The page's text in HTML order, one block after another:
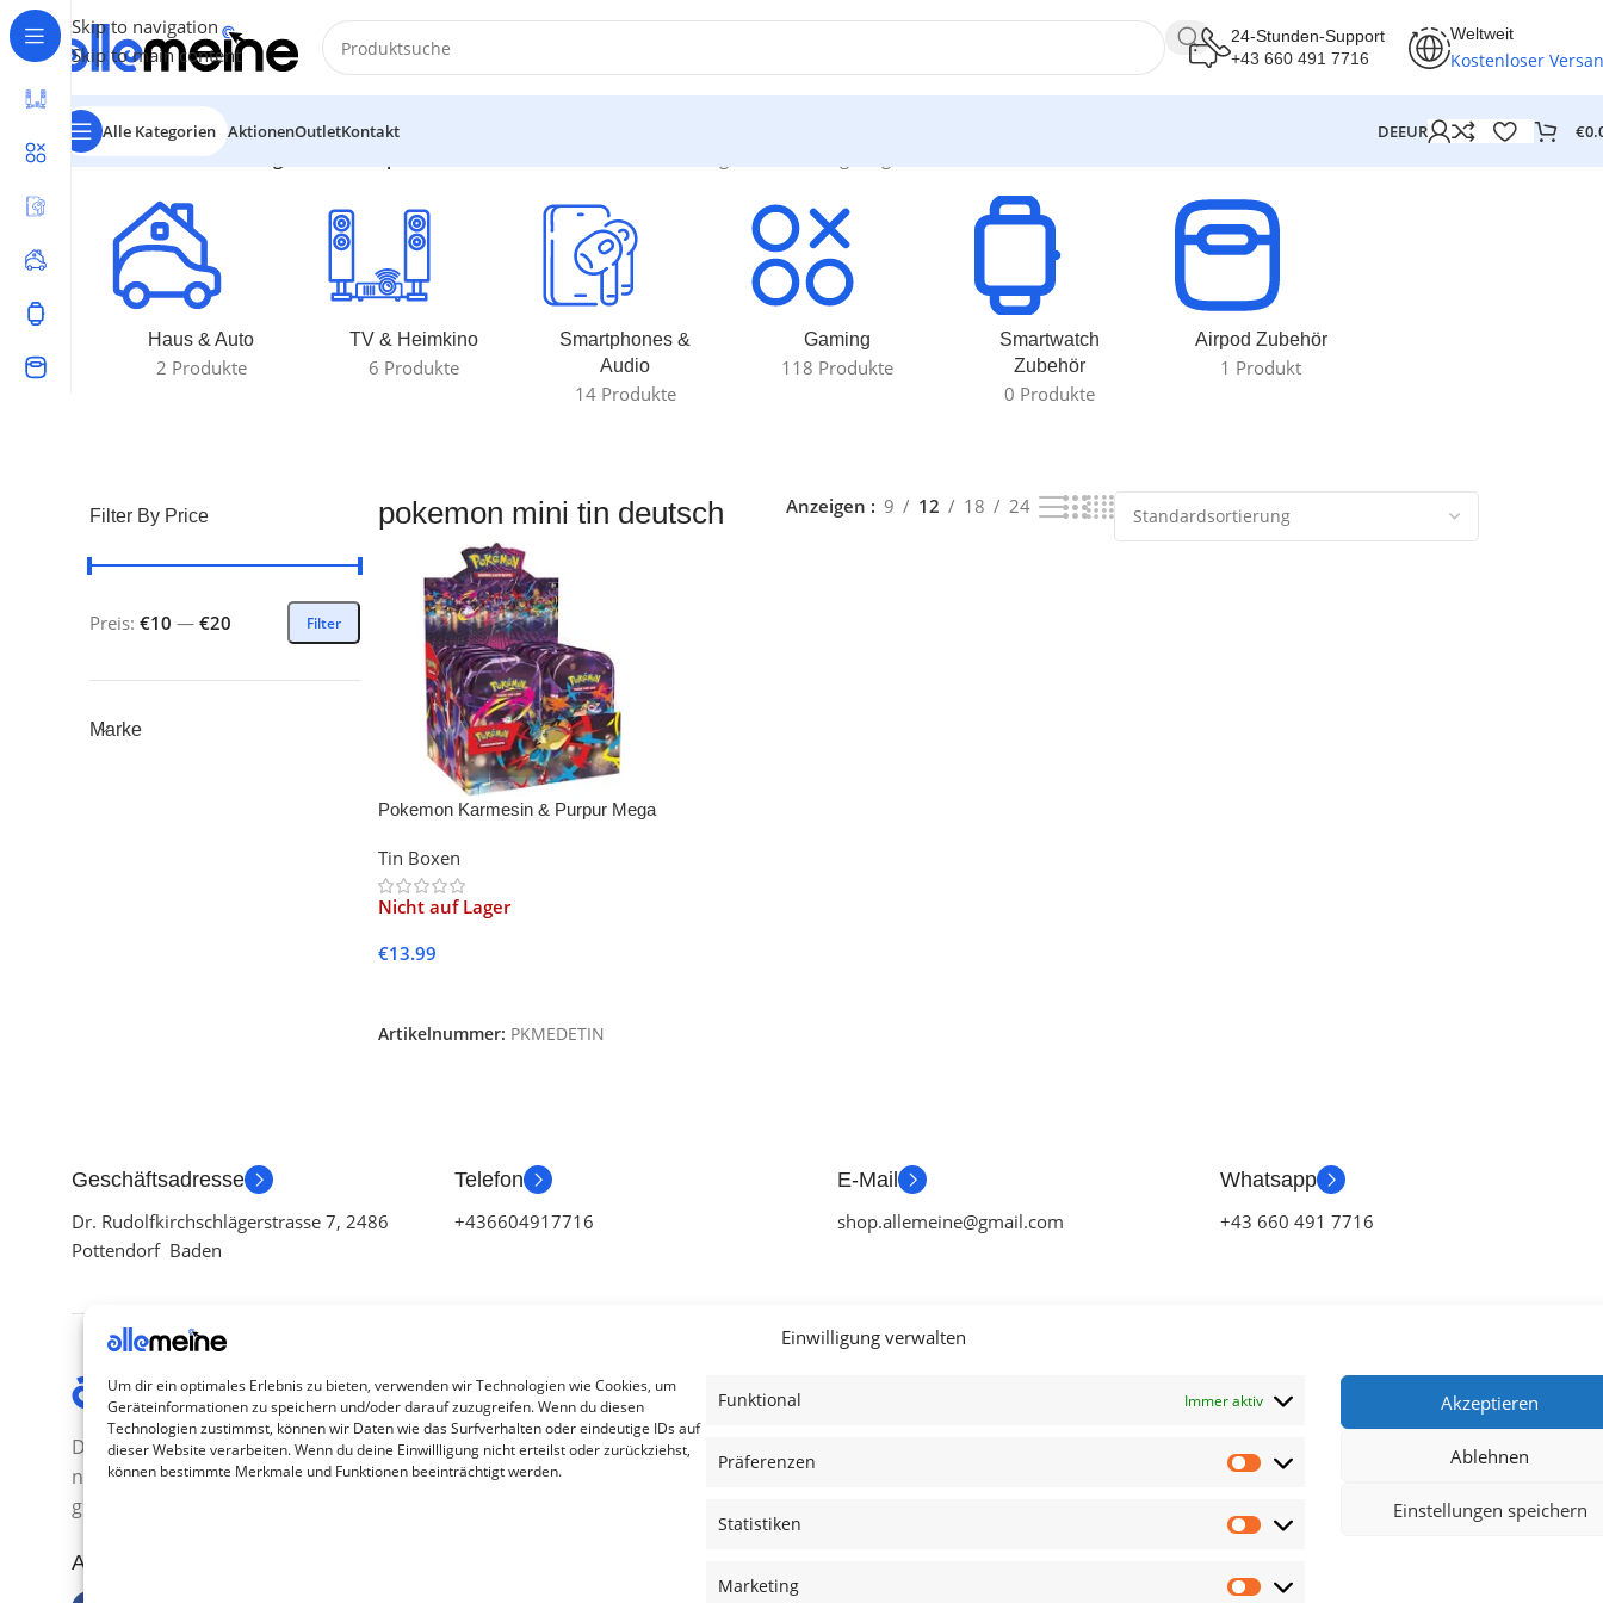
Einwilligung verwalten
Um dir ein optimales Erlebnis zu bieten, verwenden wir Technologien wie Cookies, um
Geräteinformationen zu speichern und/oder darauf zuzugreifen. Wenn du diesen
Technologien zustimmst, können wir Daten wie das Surfverhalten oder eindeutige IDs auf
dieser Website verarbeiten. Wenn du deine Einwillligung nicht erteilst oder zurückziehst,
können bestimmte Merkmale und Funktionen beeinträchtigt werden.
Funktional Immer aktiv
Präferenzen
Statistiken
Marketing
Akzeptieren
Ablehnen
Einstellungen speichern
Skip to navigation
Skip to main content
24-Stunden-Support
+43 660 491 7716
Weltweit
Kostenloser
Alle Kategorien AktionenOutletKontakt DEEUR €
Start/Produkte verschlagwortet mit „pokemon mini tin deutsch“
Haus & Auto
2 Produkte
TV & Heimkino
6 Produkte
Smartphones &
Audio
14 Produkte
Gaming
118 Produkte
Smartwatch
Zubehör
0 Produkte
Airpod Zubehör
1 Produkt
Filter By Price
Filter
Preis: €10 — €20
Marke
pokemon mini tin deutsch Anzeigen 9 12 18 24
Pokemon Karmesin & Purpur Mega
Tin)
Tin Boxen
Nicht auf Lager
€13.99
Artikelnummer: PKMEDETIN
Geschäftsadresse
Dr. Rudolfkirchschlägerstrasse 7, 2486
Pottendorf Baden
Telefon
+436604917716
E-Mail
shop.allemeine@gmail.com
Whatsapp
+43 660 491 7716
Die Produkte, die Sie wünschen, aber
nicht erreichen können, sind
gleichzeitig mit der Welt hier.
Abonnieren Sie uns
Kategorien
TV Zubehör
Smartwatch Zubehör
Blog
Lieferung & Rückgabe
Outlet